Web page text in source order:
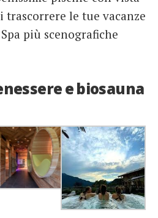
trascorrere le tue vacanze
più scenografiche
e biosauna